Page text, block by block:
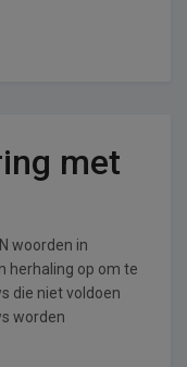
met
woorden in
herhaling op om te
die niet voldoen
worden